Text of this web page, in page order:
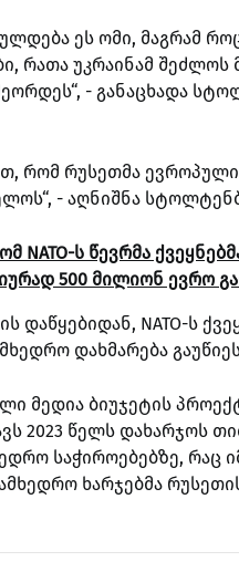
ეს ომი, მაგრამ
რათა უკრაინამ შეძლოს
- განაცხადა
რომ რუსეთმა
- აღნიშნა
ს წევრმა
500 მილიონ ევრო
დაწყებიდან, NATO-ს
დახმარება გაუწიეს
მედია ბიუჯეტის
2023 წელს დახარჯოს
საჭიროებებზე, რაც
ხარჯებმა